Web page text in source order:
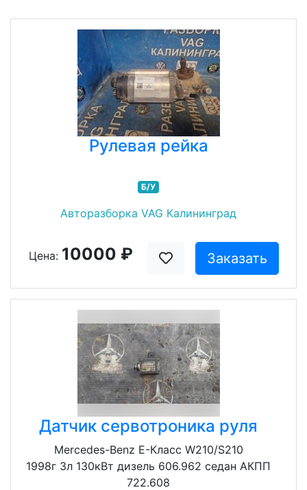
Рулевая рейка
Б/У
Авторазборка VAG Калининград
Цена: 10000 ₽ Заказать
Датчик сервотроника руля
Mercedes-Benz E-Класс W210/S210
1998г 3л 130кВт дизель 606.962 седан АКПП
722.608